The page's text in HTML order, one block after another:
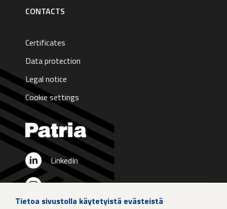
CONTACTS
Certificates
Data protection
Legal notice
Cookie settings
LinkedIn
Instagram
Tietoa sivustolla käytetyistä evästeistä